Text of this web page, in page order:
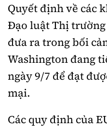
Quyết định về các
Đạo luật Thị
đưa ra trong bối
Washington đang
ngày 9/7 để đạt
mại.
Các quy định của